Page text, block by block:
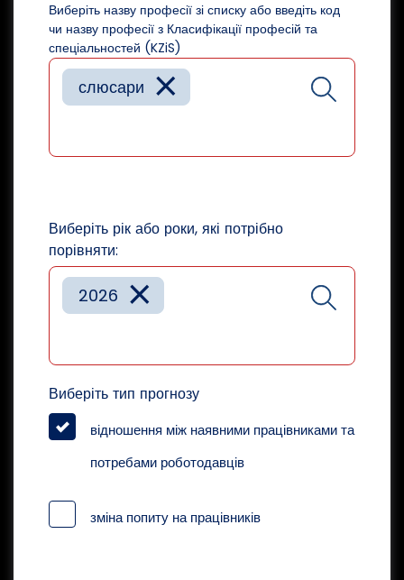
Виберіть назву професії зі списку або введіть код
чи назву професії з Класифікації професій та
спеціальностей (KZiS)
×
слюсари
Виберіть рік або роки, які потрібно
порівняти:
×
2026
Виберіть тип прогнозу
відношення між наявними працівниками та
потребами роботодавців
зміна попиту на працівників